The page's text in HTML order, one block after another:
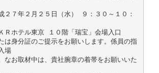
２７年２月２５日（水） ９：３０～１０：
Ｒホテル東京 １０階「瑞宝」会場入口
は身分証のご提示をお願いします。係員の指
場
なお取材中は、貴社腕章の着帯をお願いいた